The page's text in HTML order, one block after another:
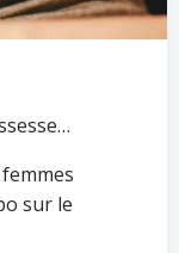
sur le